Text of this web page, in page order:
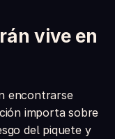
vive en
encontrarse
importa sobre
del piquete y